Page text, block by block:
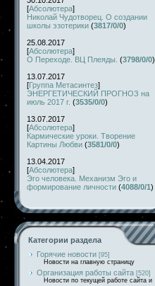
[Абсолютера]
Николай Чудотворец. О создании
школы эзотерики (3817/0/0)
25.08.2017
[Абсолютера]
О Переходе. ВЦ Плеяды. (3798/0/0)
13.07.2017
[Группа Метасинтез]
ЭНЕРГЕТИЧЕСКИЙ ПРОГНОЗ на
июль 2017 г. (3535/0/0)
13.07.2017
[Абсолютера]
Кармические уроки. Творение
Картины Любви (3581/0/0)
13.04.2017
[Абсолютера]
Эго человека. Механизм Эго и
формирование личности (4088/0/1)
Категории раздела
Горячие новости [95]
Новости на главную страницу
Организация работы сайта [520]
Новости по текущей работе сайта и